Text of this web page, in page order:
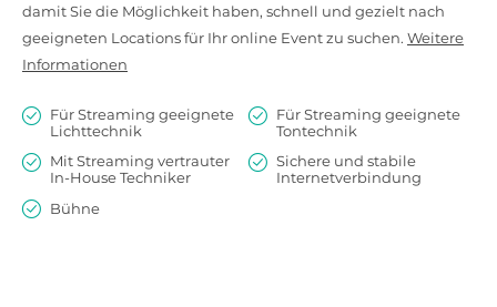
damit Sie die Möglichkeit haben, schnell und gezielt nach
geeigneten Locations für Ihr online Event zu suchen. Weitere
Informationen
Für Streaming geeignete
Lichttechnik
Für Streaming geeignete
Tontechnik
Mit Streaming vertrauter
In-House Techniker
Sichere und stabile
Internetverbindung
Bühne